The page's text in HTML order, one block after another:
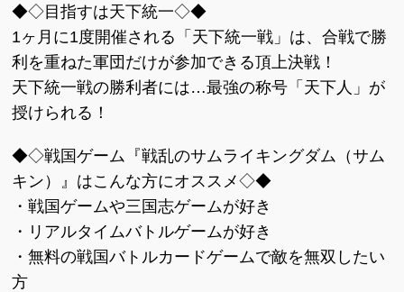
◆◇目指すは天下統一◇◆
1ヶ月に1度開催される「天下統一戦」は、合戦で勝
利を重ねた軍団だけが参加できる頂上決戦！
天下統一戦の勝利者には…最強の称号「天下人」が
授けられる！
◆◇戦国ゲーム『戦乱のサムライキングダム（サム
キン）』はこんな方にオススメ◇◆
・戦国ゲームや三国志ゲームが好き
・リアルタイムバトルゲームが好き
・無料の戦国バトルカードゲームで敵を無双したい
方